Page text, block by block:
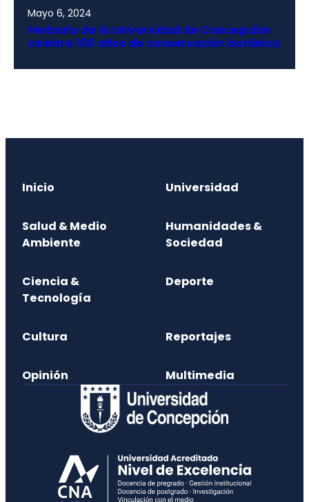
Mayo 6, 2024
Herbario de la Universidad de Concepción
celebra 100 años de conservación botánica
Inicio Universidad
Salud & Medio
Ambiente
Humanidades &
Sociedad
Ciencia &
Tecnología
Deporte
Cultura Reportajes
Opinión Multimedia